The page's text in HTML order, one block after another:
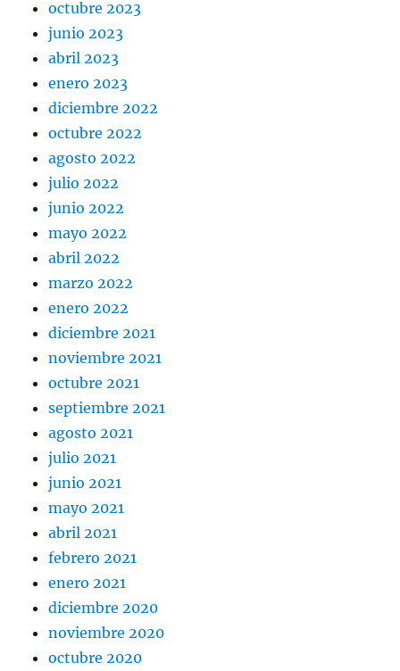
octubre 2023
junio 2023
abril 2023
enero 2023
diciembre 2022
octubre 2022
agosto 2022
julio 2022
junio 2022
mayo 2022
abril 2022
marzo 2022
enero 2022
diciembre 2021
noviembre 2021
octubre 2021
septiembre 2021
agosto 2021
julio 2021
junio 2021
mayo 2021
abril 2021
febrero 2021
enero 2021
diciembre 2020
noviembre 2020
octubre 2020